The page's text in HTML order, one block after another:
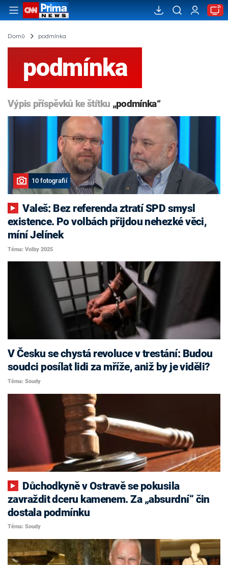
Domů podmínka
podmínka
Výpis příspěvků ke štítku „podmínka“
10 fotografií
Valeš: Bez referenda ztratí SPD smysl
existence. Po volbách přijdou nehezké věci,
míní Jelínek
Téma: Volby 2025
V Česku se chystá revoluce v trestání: Budou
soudci posílat lidi za mříže, aniž by je viděli?
Téma: Soudy
zavraždit dceru kamenem. Za „absurdní“ čin
dostala podmínku
Téma: Soudy